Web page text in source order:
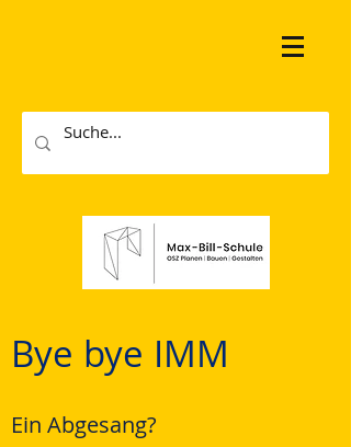
Bye bye IMM
Ein Abgesang?